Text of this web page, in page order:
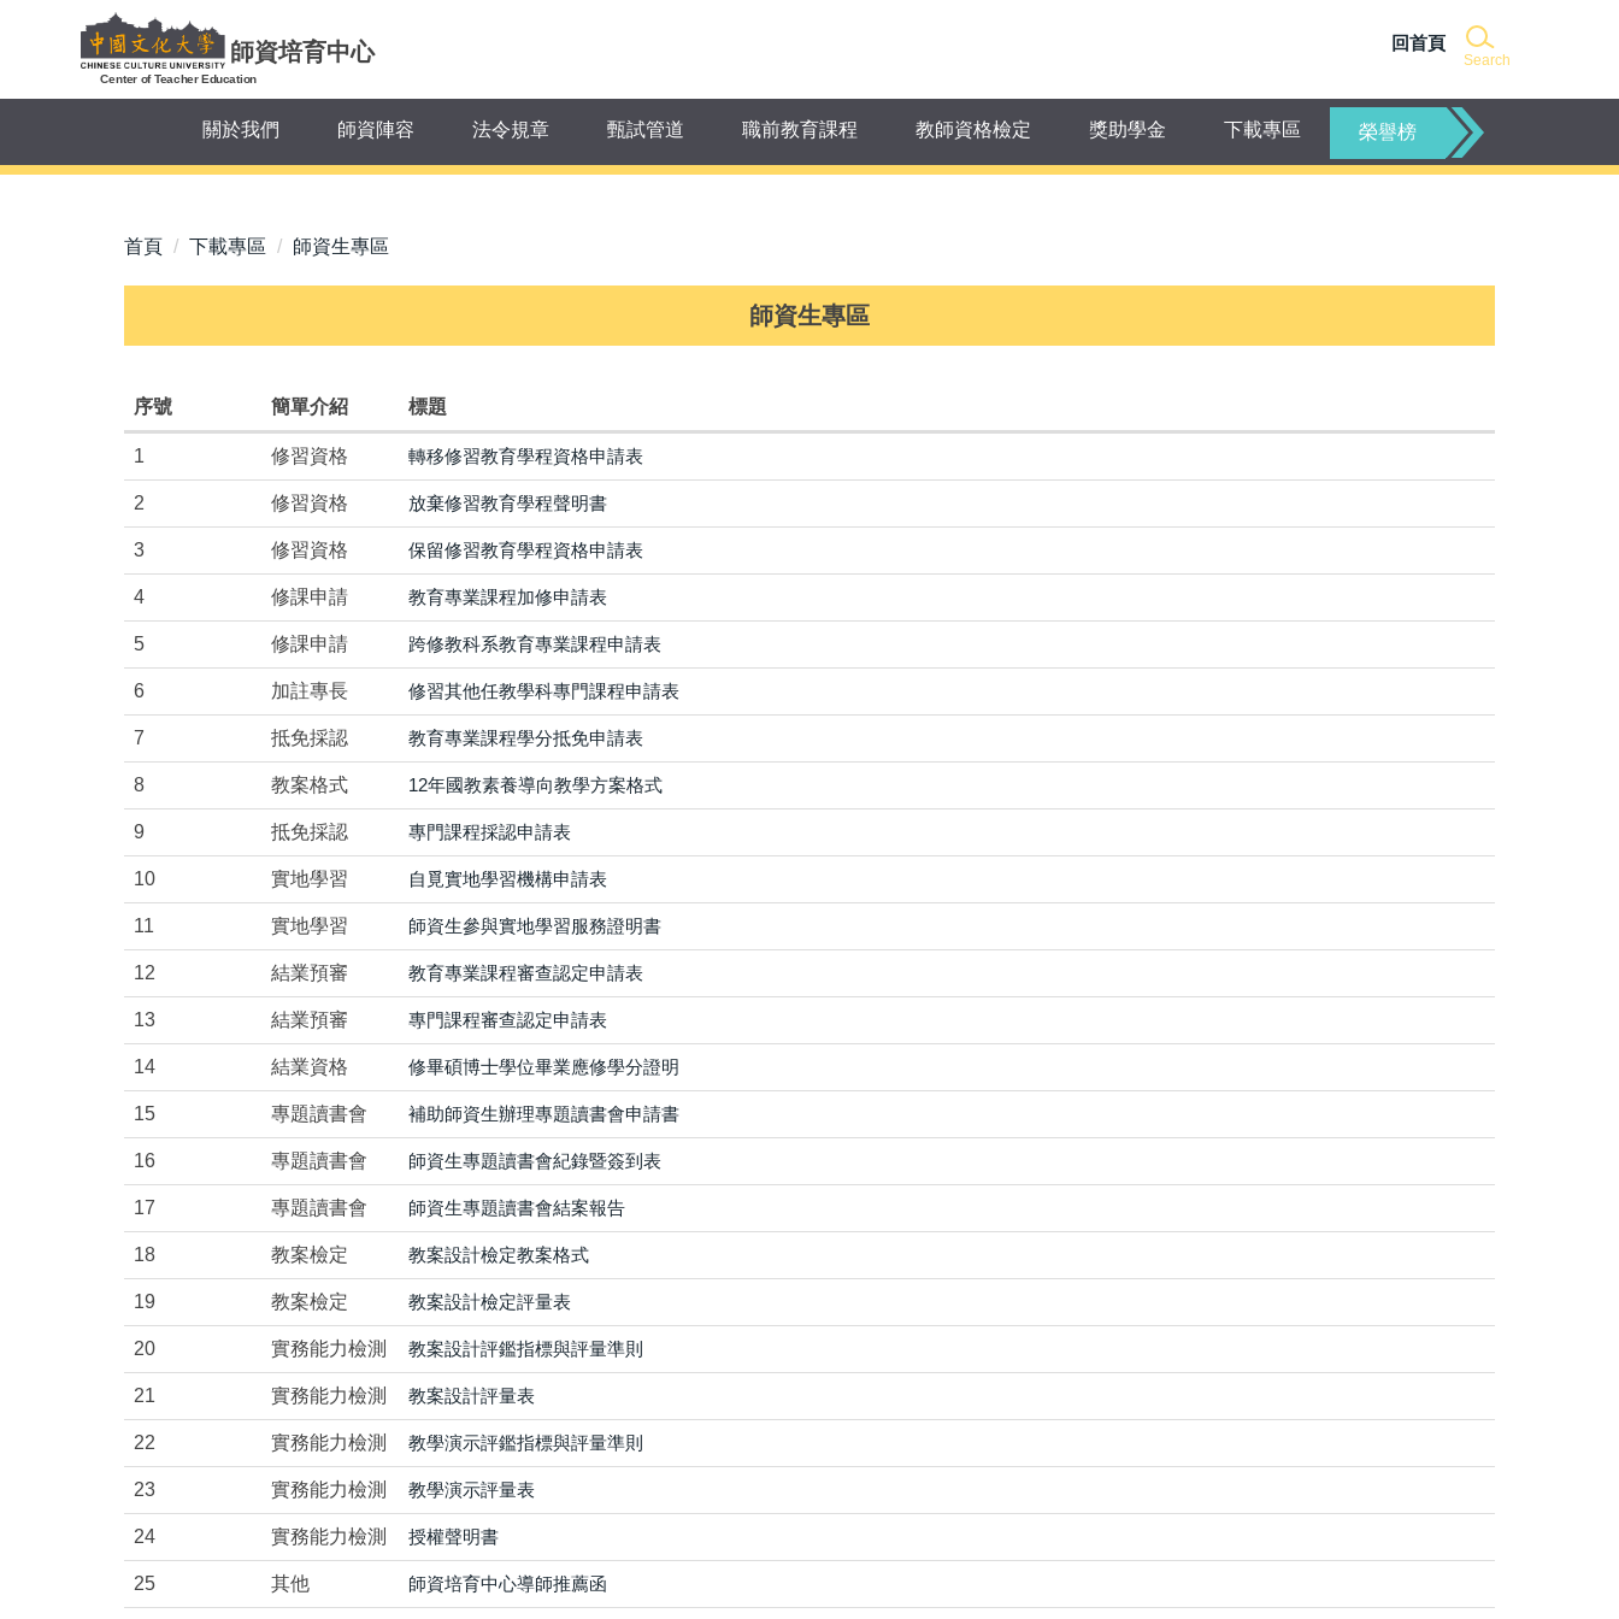
要
容
師資培育中心
Center of Teacher Education
回首頁
Search
關於我們 師資陣容 法令規章 甄試管道 職前教育課程 教師資格檢定 獎助學金 下載專區 榮譽榜
首頁 下載專區 師資生專區
師資生專區
序號 簡單介紹 標題
1 修習資格 轉移修習教育學程資格申請表
2 修習資格 放棄修習教育學程聲明書
3 修習資格 保留修習教育學程資格申請表
4 修課申請 教育專業課程加修申請表
5 修課申請 跨修教科系教育專業課程申請表
6 加註專長 修習其他任教學科專門課程申請表
7 抵免採認 教育專業課程學分抵免申請表
8 教案格式 12年國教素養導向教學方案格式
9 抵免採認 專門課程採認申請表
10 實地學習 自覓實地學習機構申請表
11 實地學習 師資生參與實地學習服務證明書
12 結業預審 教育專業課程審查認定申請表
13 結業預審 專門課程審查認定申請表
14 結業資格 修畢碩博士學位畢業應修學分證明
15 專題讀書會 補助師資生辦理專題讀書會申請書
16 專題讀書會 師資生專題讀書會紀錄暨簽到表
17 專題讀書會 師資生專題讀書會結案報告
18 教案檢定 教案設計檢定教案格式
19 教案檢定 教案設計檢定評量表
20 實務能力檢測 教案設計評鑑指標與評量準則
21 實務能力檢測 教案設計評量表
22 實務能力檢測 教學演示評鑑指標與評量準則
23 實務能力檢測 教學演示評量表
24 實務能力檢測 授權聲明書
25 其他 師資培育中心導師推薦函